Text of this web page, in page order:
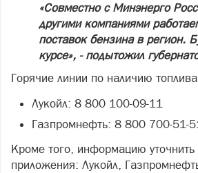
«Совместно с Минэнерго
другими компаниями
поставок бензина в регион.
курсе», - подытожил
Горячие линии по наличию
Лукойл: 8 800 100-09-11
Газпромнефть: 8 800 700-51-
Кроме того, информацию уточнить
приложения: Лукойл,